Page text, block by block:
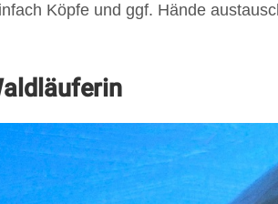
Köpfe und ggf. Hände